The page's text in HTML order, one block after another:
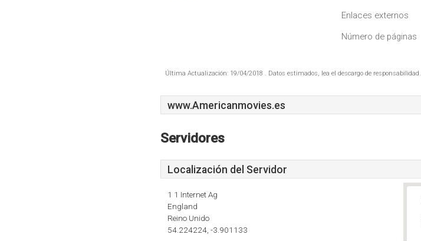
Enlaces externos
Número de páginas
Última Actualización: 19/04/2018 . Datos estimados, lea el descargo de responsabilidad.
www.Americanmovies.es
Servidores
Localización del Servidor
1 1 Internet Ag
England
Reino Unido
54.224224, -3.901133